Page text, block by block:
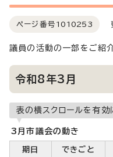
ページ番号 1010253
議員の活動の一部をご紹介
令和8年3月
表の横スクロールを有効
3月市議会の動き
期日 できごと